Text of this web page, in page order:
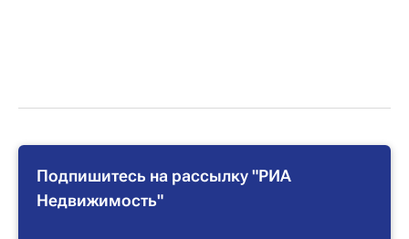
Подпишитесь на рассылку "РИА
Недвижимость"